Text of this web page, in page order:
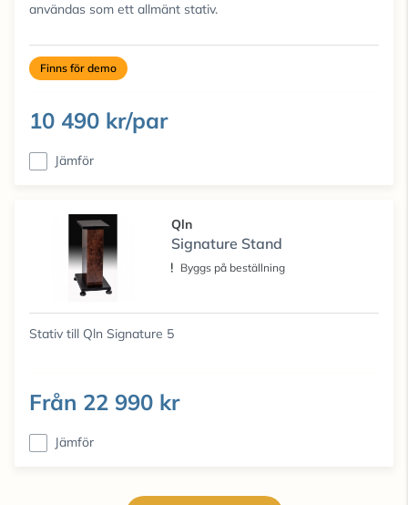
användas som ett allmänt stativ.
Finns för demo
10 490 kr/par
Jämför
Qln
Signature Stand
Byggs på beställning
Stativ till Qln Signature 5
Från 22 990 kr
Jämför